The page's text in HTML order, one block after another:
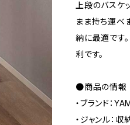
上段のバスケ
まま持ち運べ
納に最適です
利です。
●商品の情報
・ブランド：
・ジャンル：収